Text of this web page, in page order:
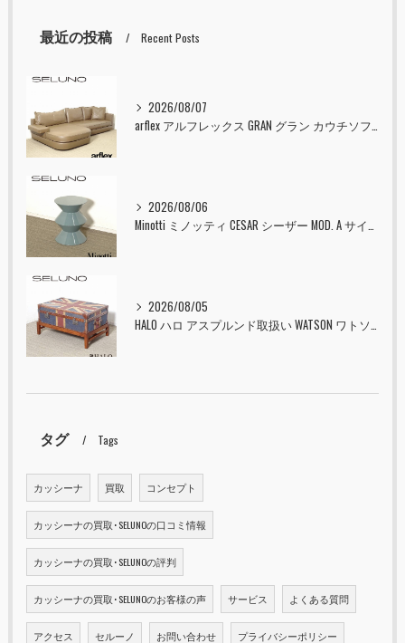
最近の投稿 Recent Posts
2026/08/07
2026/08/06
2026/08/05
タグ Tags
カッシーナ 買取 コンセプト
カッシーナの買取･SELUNOの口コミ情報
カッシーナの買取･SELUNOの評判
カッシーナの買取･SELUNOのお客様の声 サービス よくある質問
アクセス セルーノ お問い合わせ プライバシーポリシー